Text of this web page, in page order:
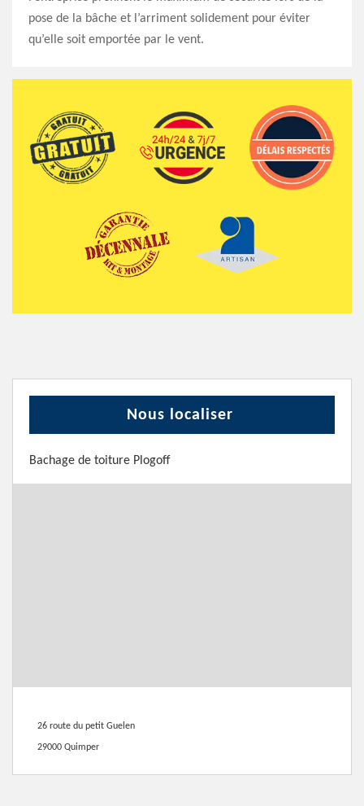
pose de la bâche et l’arriment solidement pour éviter
qu’elle soit emportée par le vent.
Nous localiser
Bachage de toiture Plogoff
26 route du petit Guelen
29000 Quimper